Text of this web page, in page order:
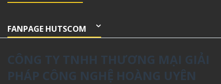
FANPAGE HUTSCOM
CÔNG TY TNHH THƯƠNG MẠI GIẢI
PHÁP CÔNG NGHỆ HOÀNG UYÊN